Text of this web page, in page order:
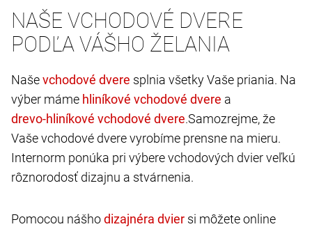
NAŠE VCHODOVÉ DVERE
PODĽA VÁŠHO ŽELANIA
Naše
splnia všetky Vaše priania. Na
výber máme
a
.Samozrejme, že
Vaše vchodové dvere vyrobíme prensne na mieru.
Internorm ponúka pri výbere vchodových dvier veľkú
rôznorodosť dizajnu a stvárnenia.
Pomocou nášho
si môžete online